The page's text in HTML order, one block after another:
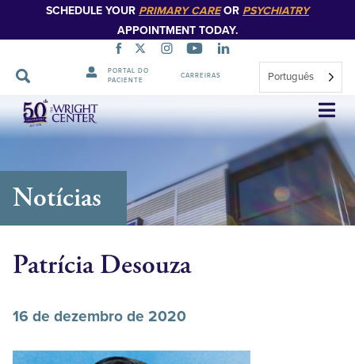
SCHEDULE YOUR PRIMARY CAREOR PSYCHIATRY
APPOINTMENT TODAY.
PORTAL DO
PACIENTE
CARREIRAS Português
Saltar
navegação
Notícias
Patrícia Desouza
16 de dezembro de 2020